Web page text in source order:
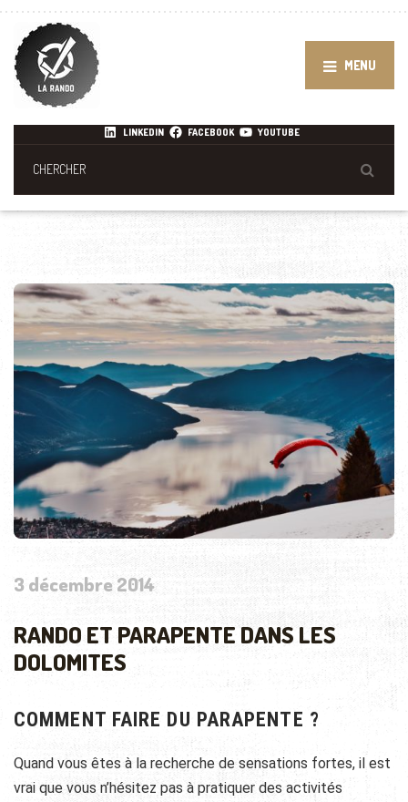
MENU
LINKEDIN FACEBOOK YOUTUBE
3 décembre 2014
RANDO ET PARAPENTE DANS LES
DOLOMITES
COMMENT FAIRE DU PARAPENTE ?
Quand vous êtes à la recherche de sensations fortes, il est
vrai que vous n’hésitez pas à pratiquer des activités